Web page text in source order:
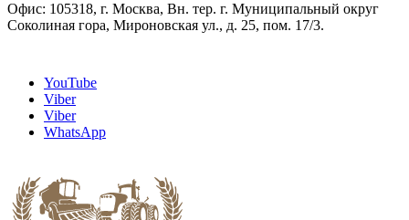
Офис: 105318, г. Москва, Вн. тер. г. Муниципальный округ
Соколиная гора, Мироновская ул., д. 25, пом. 17/3.
YouTube
Viber
Viber
WhatsApp